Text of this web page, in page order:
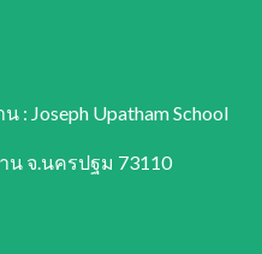
Joseph Upatham School
น จ.นครปฐม 73110